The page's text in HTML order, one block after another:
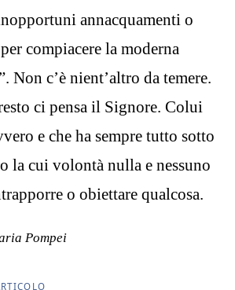
annacquamenti o
compiacere la moderna
Non c’è nient’altro da temere.
ci pensa il Signore. Colui
e che ha sempre tutto sotto
la cui volontà nulla e nessuno
o obiettare qualcosa.
Pompei